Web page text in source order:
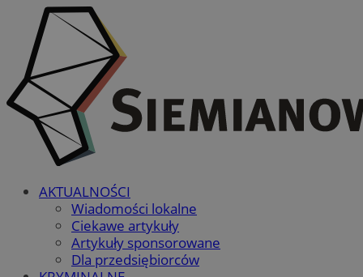
AKTUALNOŚCI
Wiadomości lokalne
Ciekawe artykuły
Artykuły sponsorowane
Dla przedsiębiorców